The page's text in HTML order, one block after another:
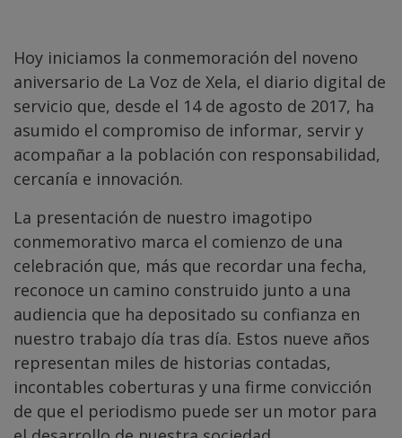
Hoy iniciamos la conmemoración del noveno
aniversario de La Voz de Xela, el diario digital de
servicio que, desde el 14 de agosto de 2017, ha
asumido el compromiso de informar, servir y
acompañar a la población con responsabilidad,
cercanía e innovación.
La presentación de nuestro imagotipo
conmemorativo marca el comienzo de una
celebración que, más que recordar una fecha,
reconoce un camino construido junto a una
audiencia que ha depositado su confianza en
nuestro trabajo día tras día. Estos nueve años
representan miles de historias contadas,
incontables coberturas y una firme convicción
de que el periodismo puede ser un motor para